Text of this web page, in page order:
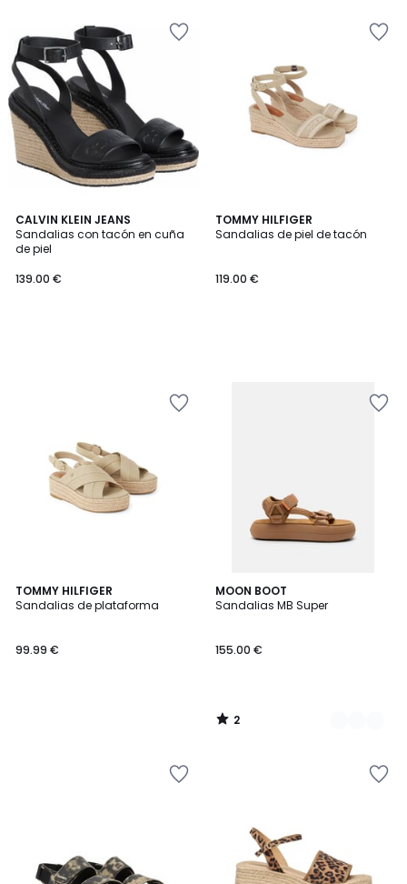
CALVIN KLEIN JEANS
Sandalias con tacón en cuña
de piel
139.00 €
TOMMY HILFIGER
Sandalias de piel de tacón
119.00 €
TOMMY HILFIGER
Sandalias de plataforma
99.99 €
MOON BOOT
Sandalias MB Super
155.00 €
2
/
2
Colores
2
/